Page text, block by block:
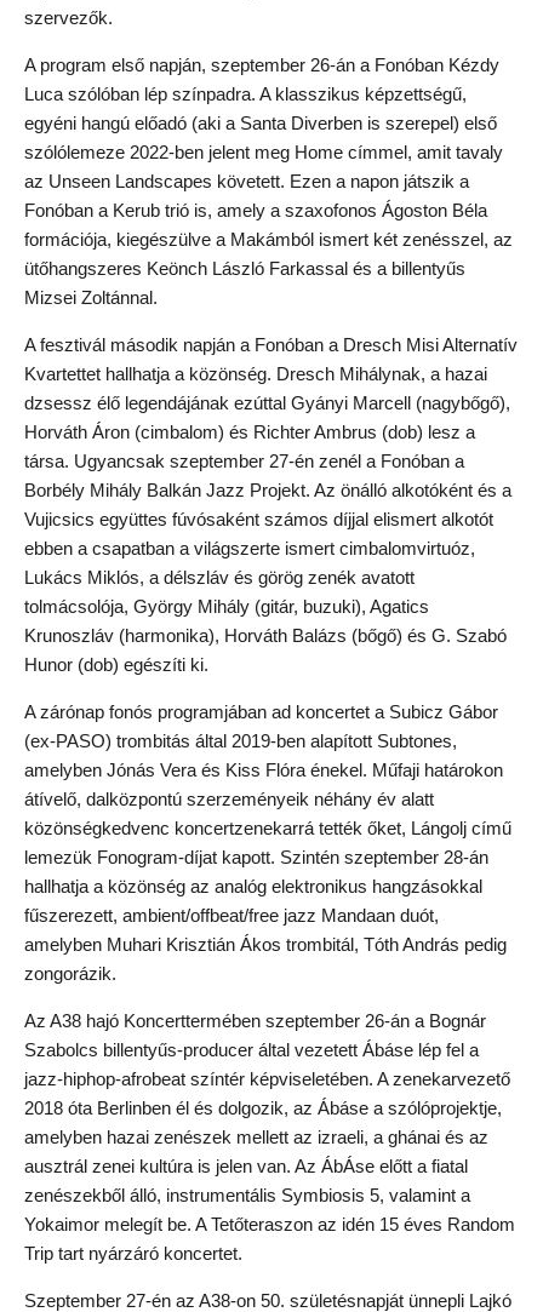
szervezők.
A program első napján, szeptember 26-án a Fonóban Kézdy
Luca szólóban lép színpadra. A klasszikus képzettségű,
egyéni hangú előadó (aki a Santa Diverben is szerepel) első
szólólemeze 2022-ben jelent meg Home címmel, amit tavaly
az Unseen Landscapes követett. Ezen a napon játszik a
Fonóban a Kerub trió is, amely a szaxofonos Ágoston Béla
formációja, kiegészülve a Makámból ismert két zenésszel, az
ütőhangszeres Keönch László Farkassal és a billentyűs
Mizsei Zoltánnal.
A fesztivál második napján a Fonóban a Dresch Misi Alternatív
Kvartettet hallhatja a közönség. Dresch Mihálynak, a hazai
dzsessz élő legendájának ezúttal Gyányi Marcell (nagybőgő),
Horváth Áron (cimbalom) és Richter Ambrus (dob) lesz a
társa. Ugyancsak szeptember 27-én zenél a Fonóban a
Borbély Mihály Balkán Jazz Projekt. Az önálló alkotóként és a
Vujicsics együttes fúvósaként számos díjjal elismert alkotót
ebben a csapatban a világszerte ismert cimbalomvirtuóz,
Lukács Miklós, a délszláv és görög zenék avatott
tolmácsolója, György Mihály (gitár, buzuki), Agatics
Krunoszláv (harmonika), Horváth Balázs (bőgő) és G. Szabó
Hunor (dob) egészíti ki.
A zárónap fonós programjában ad koncertet a Subicz Gábor
(ex-PASO) trombitás által 2019-ben alapított Subtones,
amelyben Jónás Vera és Kiss Flóra énekel. Műfaji határokon
átívelő, dalközpontú szerzeményeik néhány év alatt
közönségkedvenc koncertzenekarrá tették őket, Lángolj című
lemezük Fonogram-díjat kapott. Szintén szeptember 28-án
hallhatja a közönség az analóg elektronikus hangzásokkal
fűszerezett, ambient/offbeat/free jazz Mandaan duót,
amelyben Muhari Krisztián Ákos trombitál, Tóth András pedig
zongorázik.
Az A38 hajó Koncerttermében szeptember 26-án a Bognár
Szabolcs billentyűs-producer által vezetett Ábáse lép fel a
jazz-hiphop-afrobeat színtér képviseletében. A zenekarvezető
2018 óta Berlinben él és dolgozik, az Ábáse a szólóprojektje,
amelyben hazai zenészek mellett az izraeli, a ghánai és az
ausztrál zenei kultúra is jelen van. Az ÁbÁse előtt a fiatal
zenészekből álló, instrumentális Symbiosis 5, valamint a
Yokaimor melegít be. A Tetőteraszon az idén 15 éves Random
Trip tart nyárzáró koncertet.
Szeptember 27-én az A38-on 50. születésnapját ünnepli Lajkó